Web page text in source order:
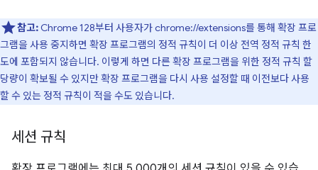
참고: Chrome 128부터 사용자가 chrome://extensions를 통해 확장 프로
그램을 사용 중지하면 확장 프로그램의 정적 규칙이 더 이상 전역 정적 규칙 한
도에 포함되지 않습니다. 이렇게 하면 다른 확장 프로그램을 위한 정적 규칙 할
당량이 확보될 수 있지만 확장 프로그램을 다시 사용 설정할 때 이전보다 사용
할 수 있는 정적 규칙이 적을 수도 있습니다.
세션 규칙